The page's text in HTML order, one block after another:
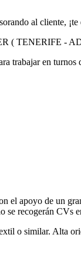
al cliente, ¡te
( TENERIFE -
trabajar en turnos
el apoyo de un
recogerán CVs
o similar. Alta